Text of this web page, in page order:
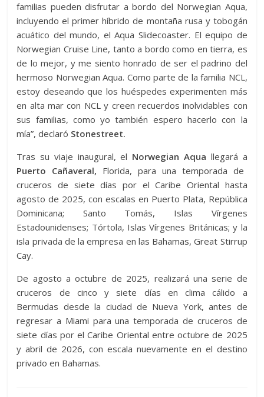
familias pueden disfrutar a bordo del Norwegian Aqua,
incluyendo el primer híbrido de montaña rusa y tobogán
acuático del mundo, el Aqua Slidecoaster. El equipo de
Norwegian Cruise Line, tanto a bordo como en tierra, es
de lo mejor, y me siento honrado de ser el padrino del
hermoso Norwegian Aqua. Como parte de la familia NCL,
estoy deseando que los huéspedes experimenten más
en alta mar con NCL y creen recuerdos inolvidables con
sus familias, como yo también espero hacerlo con la
mía”, declaró Stonestreet.
Tras su viaje inaugural, el Norwegian Aqua llegará a
Puerto Cañaveral, Florida, para una temporada de
cruceros de siete días por el Caribe Oriental hasta
agosto de 2025, con escalas en Puerto Plata, República
Dominicana; Santo Tomás, Islas Vírgenes
Estadounidenses; Tórtola, Islas Vírgenes Británicas; y la
isla privada de la empresa en las Bahamas, Great Stirrup
Cay.
De agosto a octubre de 2025, realizará una serie de
cruceros de cinco y siete días en clima cálido a
Bermudas desde la ciudad de Nueva York, antes de
regresar a Miami para una temporada de cruceros de
siete días por el Caribe Oriental entre octubre de 2025
y abril de 2026, con escala nuevamente en el destino
privado en Bahamas.